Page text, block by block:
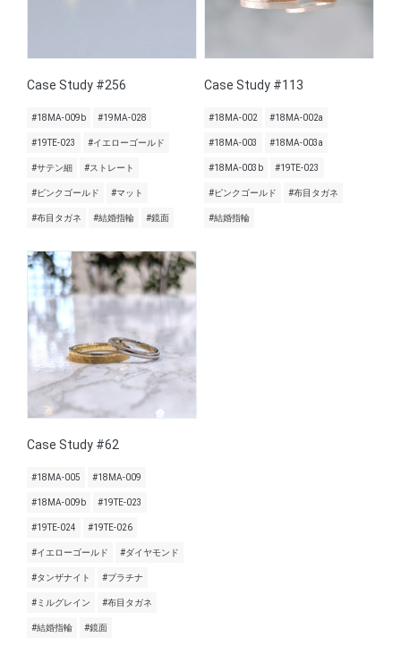
Case Study #256
#18MA-009b #19MA-028
#19TE-023 #イエローゴールド
#サテン細 #ストレート
#ピンクゴールド #マット
#布目タガネ #結婚指輪 #鏡面
Case Study #113
#18MA-002 #18MA-002a
#18MA-003 #18MA-003a
#18MA-003b #19TE-023
#ピンクゴールド #布目タガネ
#結婚指輪
Case Study #62
#18MA-005 #18MA-009
#18MA-009b #19TE-023
#19TE-024 #19TE-026
#イエローゴールド #ダイヤモンド
#タンザナイト #プラチナ
#ミルグレイン #布目タガネ
#結婚指輪 #鏡面